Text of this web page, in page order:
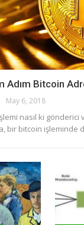
Adım Bitcoin
May 6, 2018
nasıl ki gönderici
bir bitcoin işleminde